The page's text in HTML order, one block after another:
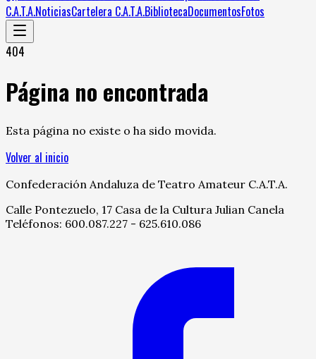
C.A.T.A.NoticiasCartelera C.A.T.A.BibliotecaDocumentosFotos
404
Página no encontrada
Esta página no existe o ha sido movida.
Volver al inicio
Confederación Andaluza de Teatro Amateur C.A.T.A.
Calle Pontezuelo, 17 Casa de la Cultura Julian Canela
Teléfonos: 600.087.227 - 625.610.086